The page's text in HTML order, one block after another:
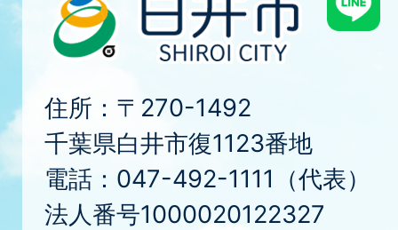
住所：〒270-1492
千葉県白井市復1123番地
電話：047-492-1111（代表）
法人番号1000020122327